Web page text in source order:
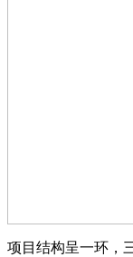
项目结构呈一环，